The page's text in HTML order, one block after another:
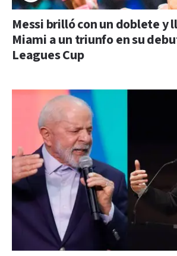
Messi brilló con un doblete y
Miami a un triunfo en su
Leagues Cup